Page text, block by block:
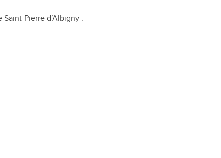
Pierre d’Albigny :